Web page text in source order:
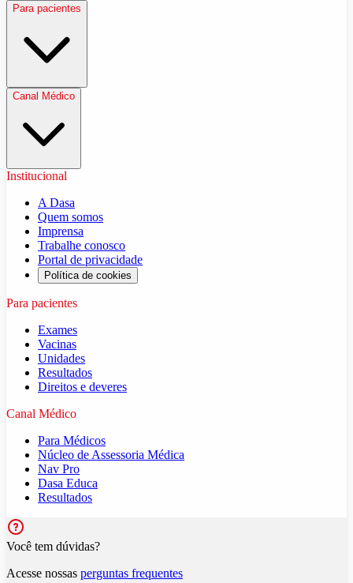
Para pacientes
Canal Médico
Institucional
A Dasa
Quem somos
Imprensa
Trabalhe conosco
Portal de privacidade
Política de cookies
Para pacientes
Exames
Vacinas
Unidades
Resultados
Direitos e deveres
Canal Médico
Para Médicos
Núcleo de Assessoria Médica
Nav Pro
Dasa Educa
Resultados
Você tem dúvidas?
Acesse nossas perguntas frequentes